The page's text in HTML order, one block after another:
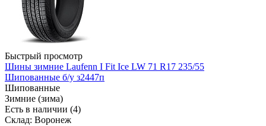
Быстрый просмотр
Шины зимние Laufenn I Fit Ice LW 71 R17 235/55
Шипованные б/у з2447п
Шипованные
Зимние (зима)
Есть в наличии (4)
Склад: Воронеж